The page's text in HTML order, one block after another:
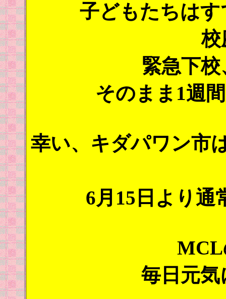
子どもたちは
校
緊急下
そのまま1週
幸い、キダパワン市
6月15日より通
MCL
毎日元